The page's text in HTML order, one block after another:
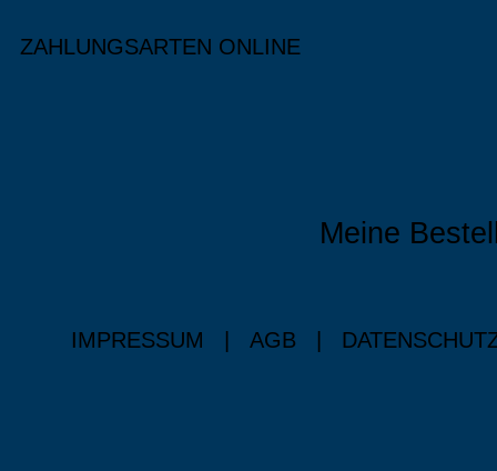
ZAHLUNGSARTEN ONLINE
Meine
IMPRESSUM AGB